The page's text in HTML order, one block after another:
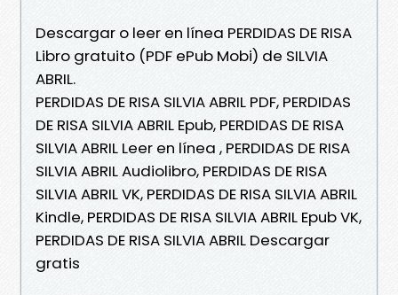
Descargar o leer en línea PERDIDAS DE RISA
Libro gratuito (PDF ePub Mobi) de SILVIA
ABRIL.
PERDIDAS DE RISA SILVIA ABRIL PDF, PERDIDAS
DE RISA SILVIA ABRIL Epub, PERDIDAS DE RISA
SILVIA ABRIL Leer en línea , PERDIDAS DE RISA
SILVIA ABRIL Audiolibro, PERDIDAS DE RISA
SILVIA ABRIL VK, PERDIDAS DE RISA SILVIA ABRIL
Kindle, PERDIDAS DE RISA SILVIA ABRIL Epub VK,
PERDIDAS DE RISA SILVIA ABRIL Descargar
gratis